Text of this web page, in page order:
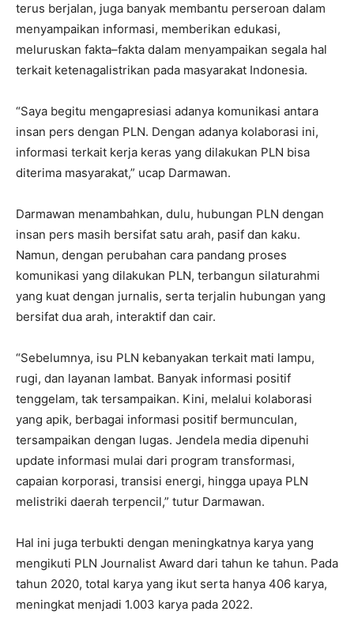
terus berjalan, juga banyak membantu perseroan dalam
menyampaikan informasi, memberikan edukasi,
meluruskan fakta–fakta dalam menyampaikan segala hal
terkait ketenagalistrikan pada masyarakat Indonesia.
“Saya begitu mengapresiasi adanya komunikasi antara
insan pers dengan PLN. Dengan adanya kolaborasi ini,
informasi terkait kerja keras yang dilakukan PLN bisa
diterima masyarakat,” ucap Darmawan.
Darmawan menambahkan, dulu, hubungan PLN dengan
insan pers masih bersifat satu arah, pasif dan kaku.
Namun, dengan perubahan cara pandang proses
komunikasi yang dilakukan PLN, terbangun silaturahmi
yang kuat dengan jurnalis, serta terjalin hubungan yang
bersifat dua arah, interaktif dan cair.
“Sebelumnya, isu PLN kebanyakan terkait mati lampu,
rugi, dan layanan lambat. Banyak informasi positif
tenggelam, tak tersampaikan. Kini, melalui kolaborasi
yang apik, berbagai informasi positif bermunculan,
tersampaikan dengan lugas. Jendela media dipenuhi
update informasi mulai dari program transformasi,
capaian korporasi, transisi energi, hingga upaya PLN
melistriki daerah terpencil,” tutur Darmawan.
Hal ini juga terbukti dengan meningkatnya karya yang
mengikuti PLN Journalist Award dari tahun ke tahun. Pada
tahun 2020, total karya yang ikut serta hanya 406 karya,
meningkat menjadi 1.003 karya pada 2022.